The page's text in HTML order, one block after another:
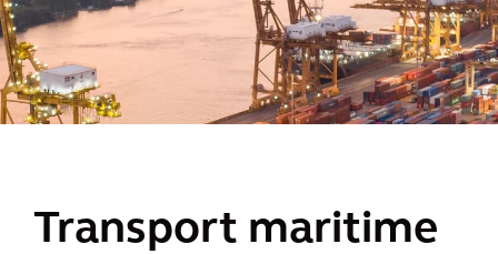
Transport maritime